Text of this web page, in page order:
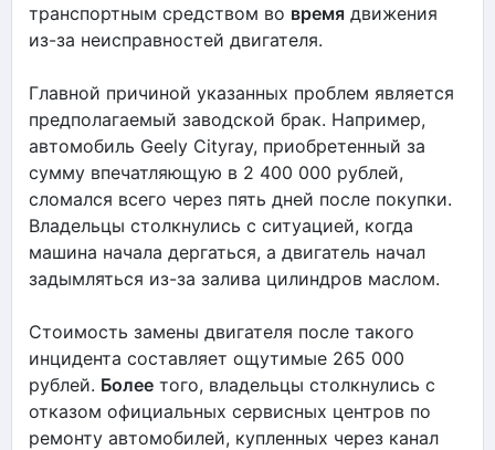
транспортным средством во время движения
из-за неисправностей двигателя.
Главной причиной указанных проблем является
предполагаемый заводской брак. Например,
автомобиль Geely Cityray, приобретенный за
сумму впечатляющую в 2 400 000 рублей,
сломался всего через пять дней после покупки.
Владельцы столкнулись с ситуацией, когда
машина начала дергаться, а двигатель начал
задымляться из-за залива цилиндров маслом.
Стоимость замены двигателя после такого
инцидента составляет ощутимые 265 000
рублей. Более того, владельцы столкнулись с
отказом официальных сервисных центров по
ремонту автомобилей, купленных через канал